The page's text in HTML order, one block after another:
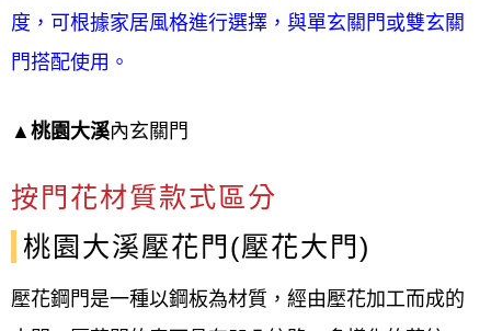
度，可根據家居風格進行選擇，與單玄關門或雙玄關
門搭配使用。
▲ 桃園大溪內玄關門
按門花材質款式區分
桃園大溪壓花門(壓花大門)
壓花鋼門是一種以鋼板為材質，經由壓花加工而成的